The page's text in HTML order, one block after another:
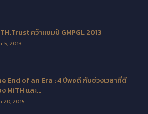
คว้าแชมป์ GMPGL 2013
5, 2013
End of an Era : 4 ปีพอดี กับช่วงเวลาที่ดี
MiTH และ...
20, 2015